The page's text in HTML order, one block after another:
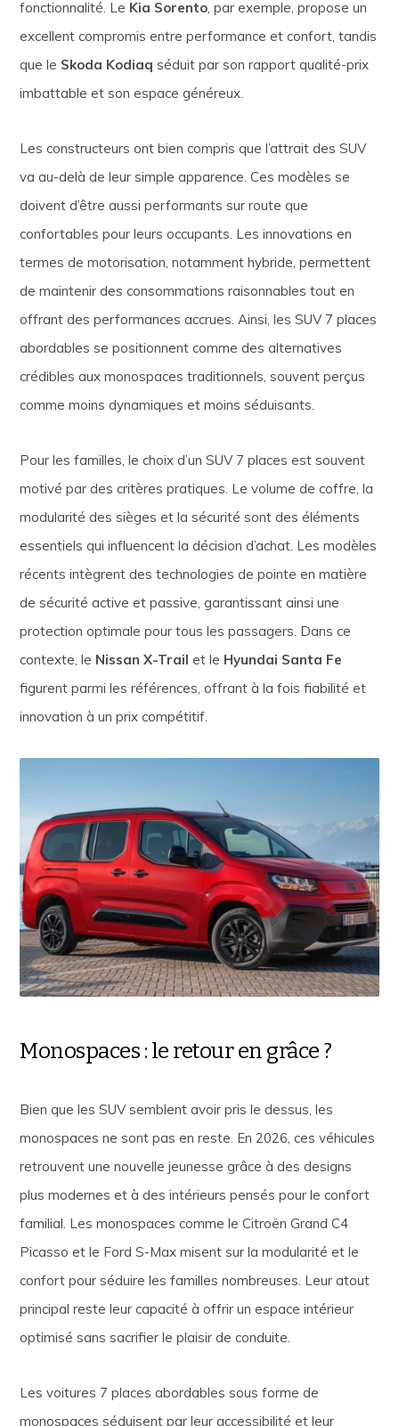
fonctionnalité. Le Kia Sorento, par exemple, propose un
excellent compromis entre performance et confort, tandis
que le Skoda Kodiaq séduit par son rapport qualité-prix
imbattable et son espace généreux.
Les constructeurs ont bien compris que l’attrait des SUV
va au-delà de leur simple apparence. Ces modèles se
doivent d’être aussi performants sur route que
confortables pour leurs occupants. Les innovations en
termes de motorisation, notamment hybride, permettent
de maintenir des consommations raisonnables tout en
offrant des performances accrues. Ainsi, les SUV 7 places
abordables se positionnent comme des alternatives
crédibles aux monospaces traditionnels, souvent perçus
comme moins dynamiques et moins séduisants.
Pour les familles, le choix d’un SUV 7 places est souvent
motivé par des critères pratiques. Le volume de coffre, la
modularité des sièges et la sécurité sont des éléments
essentiels qui influencent la décision d’achat. Les modèles
récents intègrent des technologies de pointe en matière
de sécurité active et passive, garantissant ainsi une
protection optimale pour tous les passagers. Dans ce
contexte, le Nissan X-Trail et le Hyundai Santa Fe
figurent parmi les références, offrant à la fois fiabilité et
innovation à un prix compétitif.
Monospaces : le retour en grâce ?
Bien que les SUV semblent avoir pris le dessus, les
monospaces ne sont pas en reste. En 2026, ces véhicules
retrouvent une nouvelle jeunesse grâce à des designs
plus modernes et à des intérieurs pensés pour le confort
familial. Les monospaces comme le Citroën Grand C4
Picasso et le Ford S-Max misent sur la modularité et le
confort pour séduire les familles nombreuses. Leur atout
principal reste leur capacité à offrir un espace intérieur
optimisé sans sacrifier le plaisir de conduite.
Les voitures 7 places abordables sous forme de
monospaces séduisent par leur accessibilité et leur